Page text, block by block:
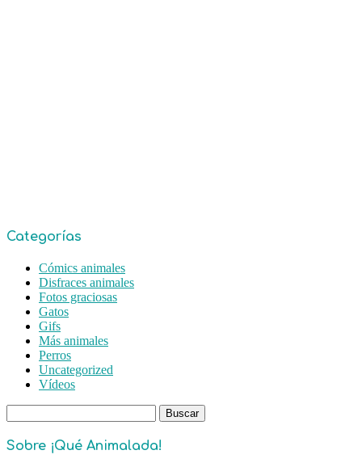
Categorías
Cómics animales
Disfraces animales
Fotos graciosas
Gatos
Gifs
Más animales
Perros
Uncategorized
Vídeos
Sobre ¡Qué Animalada!